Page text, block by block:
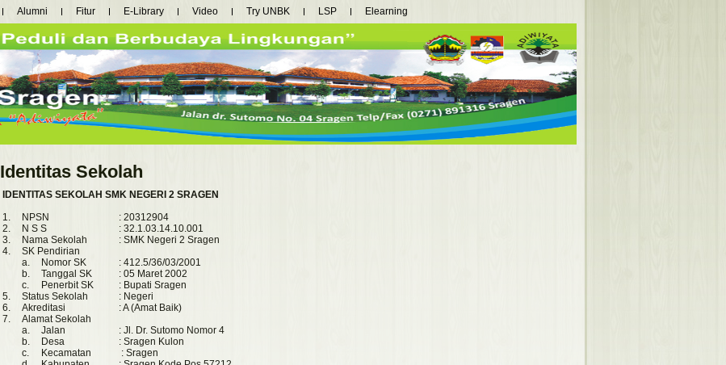
Alumni Fitur E-Library Video Try UNBK LSP Elearning
Identitas Sekolah
IDENTITAS SEKOLAH SMK NEGERI 2 SRAGEN
1.
NPSN
: 20312904
2.
N S S
: 32.1.03.14.10.001
3.
Nama Sekolah
: SMK Negeri 2 Sragen
4.
SK Pendirian
a.
Nomor SK
: 412.5/36/03/2001
b.
Tanggal SK
: 05 Maret 2002
c.
Penerbit SK
: Bupati Sragen
5.
Status Sekolah
: Negeri
6.
Akreditasi
: A (Amat Baik)
7.
Alamat Sekolah
a.
Jalan
: Jl. Dr. Sutomo Nomor 4
b.
Desa
: Sragen Kulon
c.
Kecamatan
: Sragen